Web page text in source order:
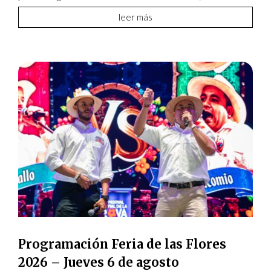
leer más
Programación Feria de las Flores
2026 – Jueves 6 de agosto